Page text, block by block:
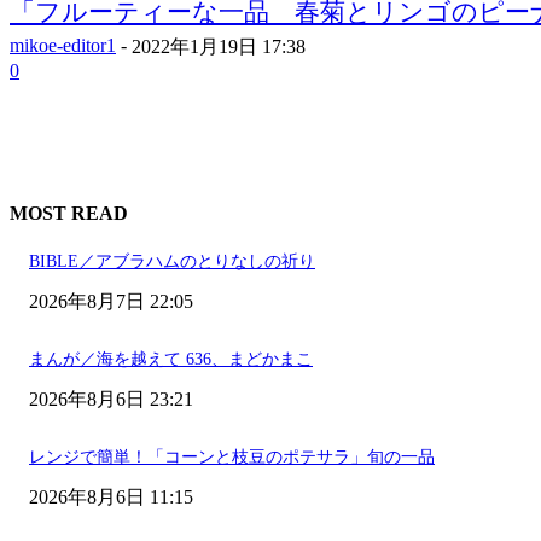
「フルーティーな一品 春菊とリンゴのピー
mikoe-editor1 - 2022年1月19日 17:38
0
MOST READ
BIBLE／アブラハムのとりなしの祈り
2026年8月7日 22:05
まんが／海を越えて 636、まどかまこ
2026年8月6日 23:21
レンジで簡単！「コーンと枝豆のポテサラ」旬の一品
2026年8月6日 11:15